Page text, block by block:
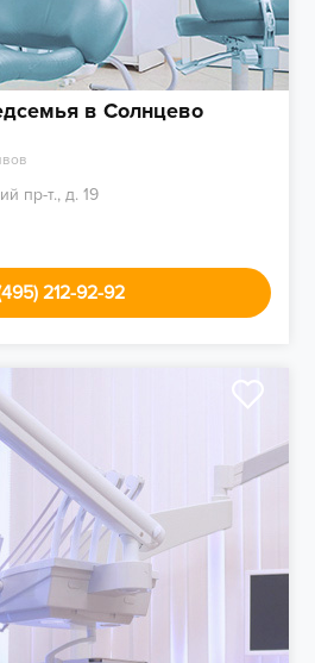
в Солнцево
пр-т., д. 19
212-92-92